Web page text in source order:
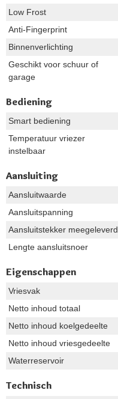
Low Frost
Anti-Fingerprint
Binnenverlichting
Geschikt voor schuur of
garage
Bediening
Smart bediening
Temperatuur vriezer
instelbaar
Aansluiting
Aansluitwaarde
Aansluitspanning
Aansluitstekker meegeleverd
Lengte aansluitsnoer
Eigenschappen
Vriesvak
Netto inhoud totaal
Netto inhoud koelgedeelte
Netto inhoud vriesgedeelte
Waterreservoir
Technisch